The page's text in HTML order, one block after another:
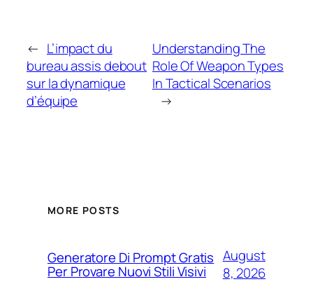
← L’impact du
bureau assis debout
sur la dynamique
d’équipe
Understanding The
Role Of Weapon Types
In Tactical Scenarios
→
MORE POSTS
Generatore Di Prompt Gratis
Per Provare Nuovi Stili Visivi
August
8, 2026